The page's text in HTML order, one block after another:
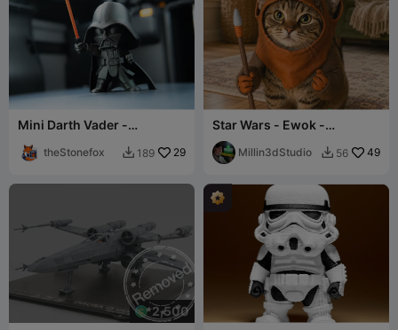
Mini Darth Vader -
theStonefox  189 29
Star Wars - Ewok -
Katzenhelm oder Stofftier-
CosplayMillin3dStudio  56 49
2,500